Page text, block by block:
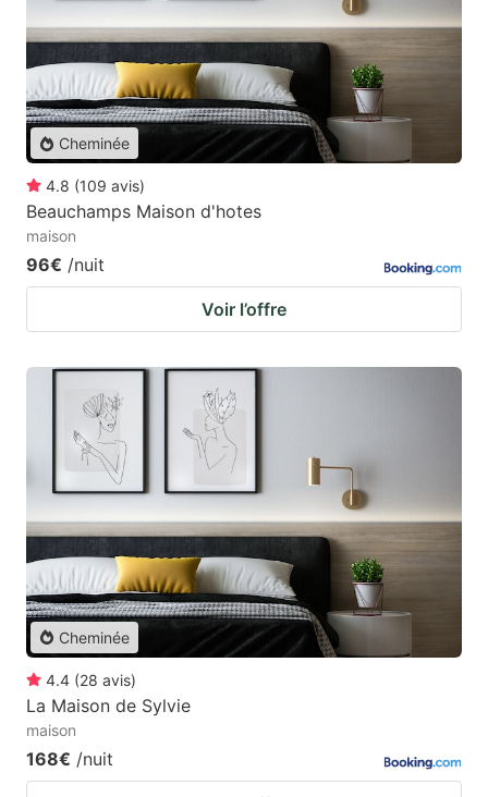
Cheminée
4.8 (109 avis)
Beauchamps Maison d'hotes
maison
96€ /nuit
Voir l’offre
Cheminée
4.4 (28 avis)
La Maison de Sylvie
maison
168€ /nuit